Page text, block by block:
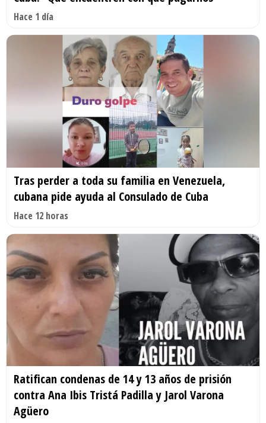
Hace 1 día
Tras perder a toda su familia en Venezuela,
cubana pide ayuda al Consulado de Cuba
Hace 12 horas
Ratifican condenas de 14 y 13 años de prisión
contra Ana Ibis Tristá Padilla y Jarol Varona
Agüero